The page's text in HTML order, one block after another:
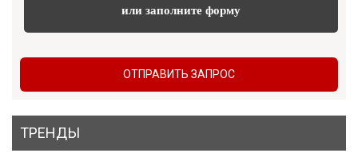
или заполните форму
ОТПРАВИТЬ ЗАПРОС
ТРЕНДЫ